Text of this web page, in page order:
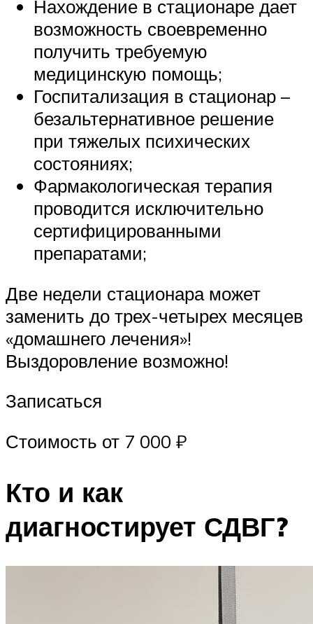
Нахождение в стационаре дает
возможность своевременно
получить требуемую
медицинскую помощь;
Госпитализация в стационар –
безальтернативное решение
при тяжелых психических
состояниях;
Фармакологическая терапия
проводится исключительно
сертифицированными
препаратами;
Две недели стационара может
заменить до трех-четырех месяцев
«домашнего лечения»!
Выздоровление возможно!
Записаться
Стоимость от 7 000 ₽
Кто и как
диагностирует СДВГ?